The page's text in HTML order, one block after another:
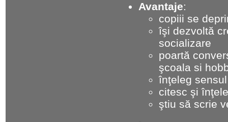
Avantaje:
copiii se
îşi dezvoltă
socializare
poartă
şcoala si
înţeleg
citesc şi
ştiu să scrie